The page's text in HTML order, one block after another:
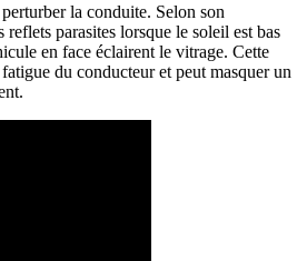
la conduite. Selon son
reflets parasites lorsque le soleil est bas
en face éclairent le vitrage. Cette
du conducteur et peut masquer un